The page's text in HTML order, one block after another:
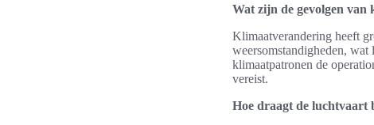
Wat zijn de gevolgen
Klimaatverandering heeft
weersomstandigheden,
klimaatpatronen de
vereist.
Hoe draagt de luchtvaart